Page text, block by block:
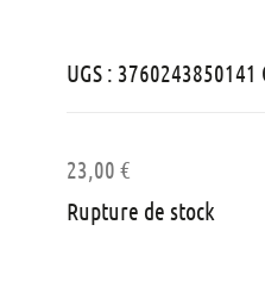
UGS : 3760243850141
23,00€
Rupture de stock